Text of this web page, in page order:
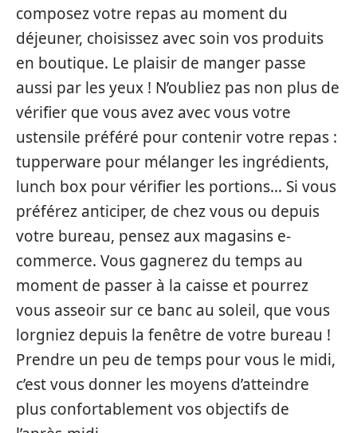
composez votre repas au moment du
déjeuner, choisissez avec soin vos produits
en boutique. Le plaisir de manger passe
aussi par les yeux ! N’oubliez pas non plus de
vérifier que vous avez avec vous votre
ustensile préféré pour contenir votre repas :
tupperware pour mélanger les ingrédients,
lunch box pour vérifier les portions… Si vous
préférez anticiper, de chez vous ou depuis
votre bureau, pensez aux magasins e-
commerce. Vous gagnerez du temps au
moment de passer à la caisse et pourrez
vous asseoir sur ce banc au soleil, que vous
lorgniez depuis la fenêtre de votre bureau !
Prendre un peu de temps pour vous le midi,
c’est vous donner les moyens d’atteindre
plus confortablement vos objectifs de